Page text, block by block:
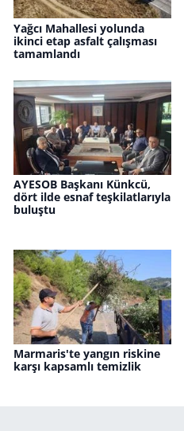
Yağcı Mahallesi yolunda
ikinci etap asfalt çalışması
tamamlandı
AYESOB Başkanı Künkcü,
dört ilde esnaf teşkilatlarıyla
buluştu
Marmaris'te yangın riskine
karşı kapsamlı temizlik